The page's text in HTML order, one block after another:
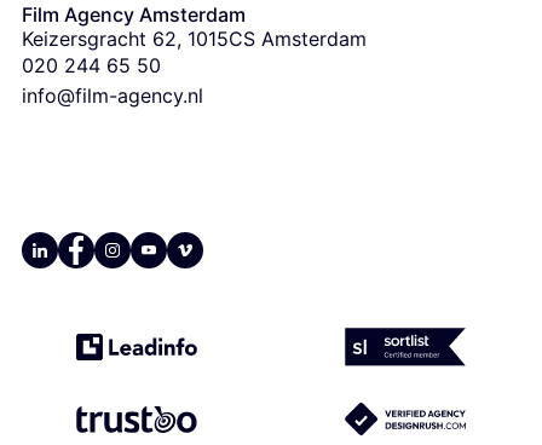
Film Agency Amsterdam
Keizersgracht 62, 1015CS Amsterdam
‭020 244 65 50
info@film-agency.nl